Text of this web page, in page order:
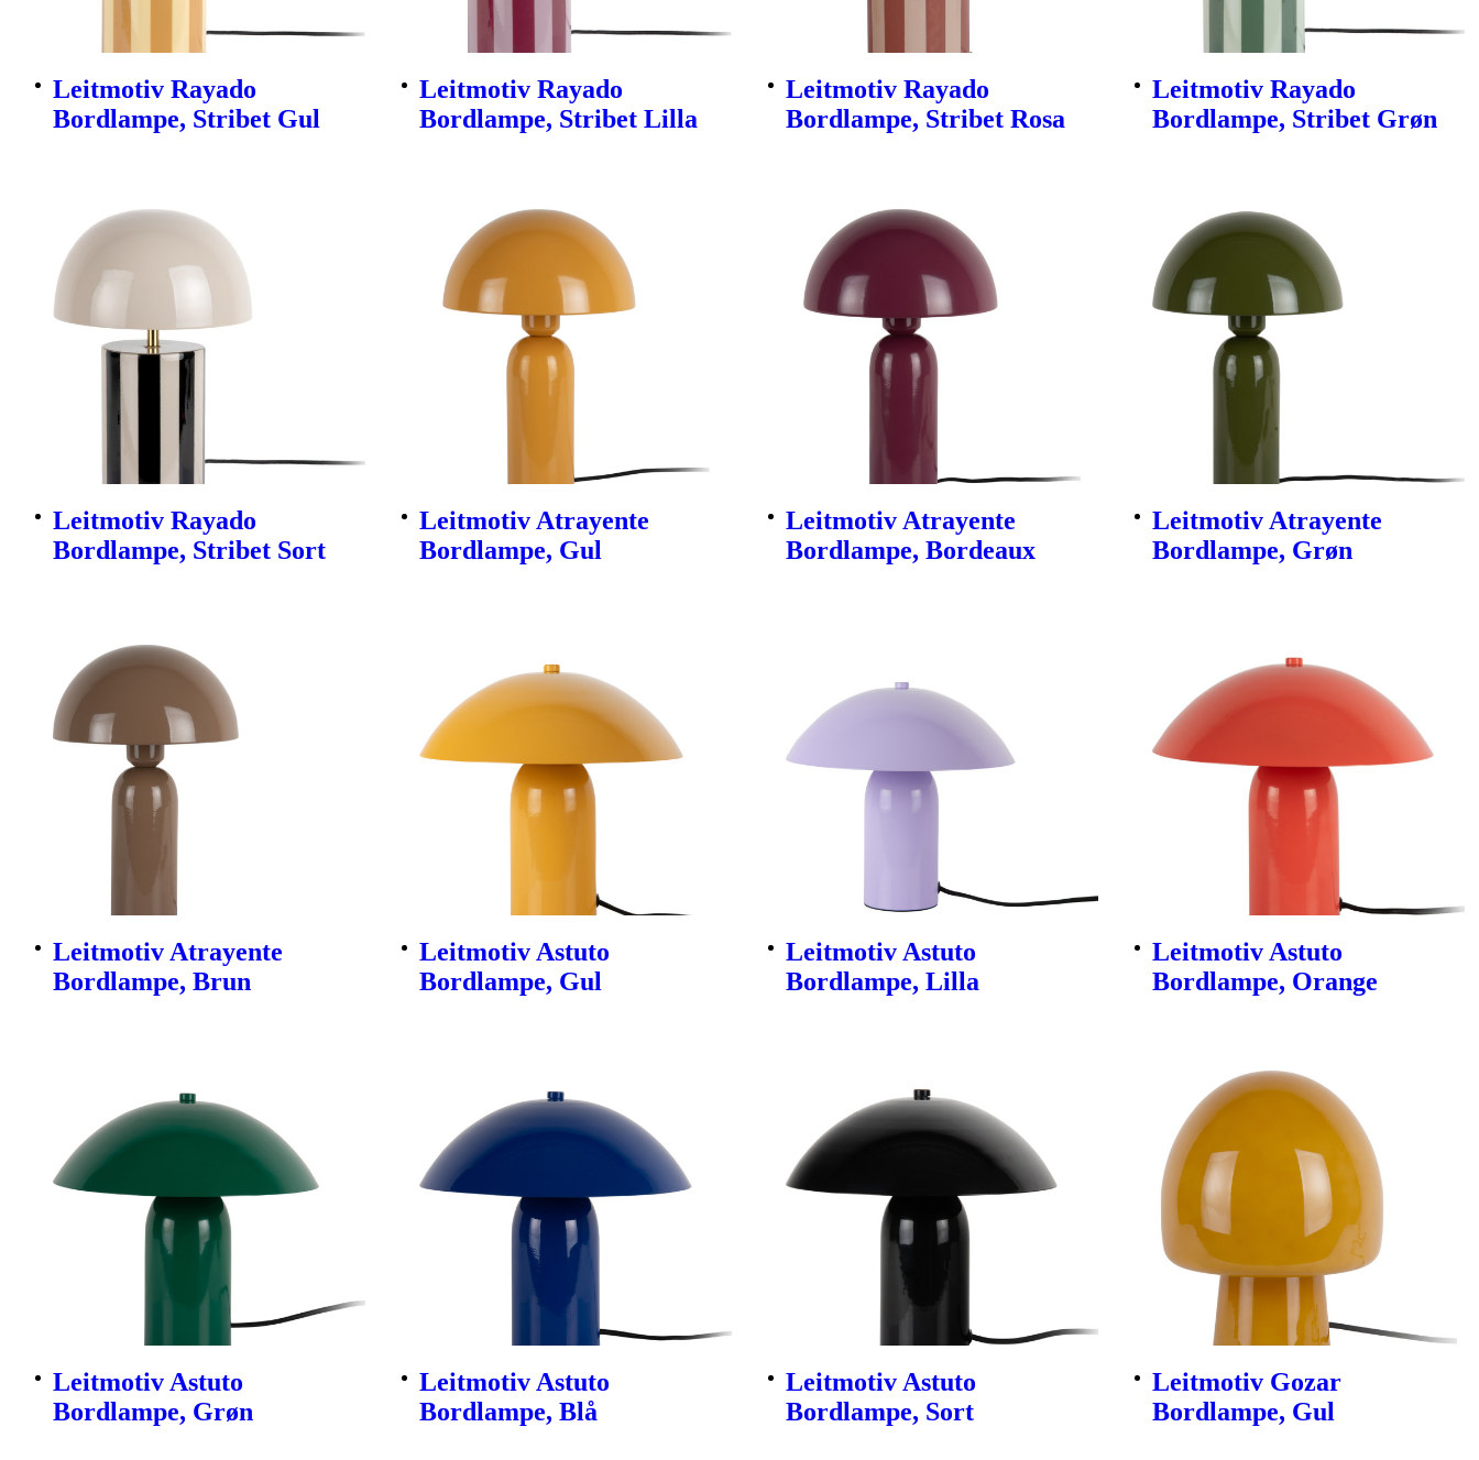
Leitmotiv Rayado
Bordlampe, Stribet Gul
Leitmotiv Rayado
Bordlampe, Stribet Lilla
Leitmotiv Rayado
Bordlampe, Stribet Rosa
Leitmotiv Rayado
Bordlampe, Stribet Grøn
Leitmotiv Rayado
Bordlampe, Stribet Sort
Leitmotiv Atrayente
Bordlampe, Gul
Leitmotiv Atrayente
Bordlampe, Bordeaux
Leitmotiv Atrayente
Bordlampe, Grøn
Leitmotiv Atrayente
Bordlampe, Brun
Leitmotiv Astuto
Bordlampe, Gul
Leitmotiv Astuto
Bordlampe, Lilla
Leitmotiv Astuto
Bordlampe, Orange
Leitmotiv Astuto
Bordlampe, Grøn
Leitmotiv Astuto
Bordlampe, Blå
Leitmotiv Astuto
Bordlampe, Sort
Leitmotiv Gozar
Bordlampe, Gul